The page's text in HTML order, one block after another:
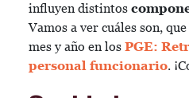
influyen distintos
Vamos a ver cuáles son,
mes y año en los PGE:
personal funcionario.